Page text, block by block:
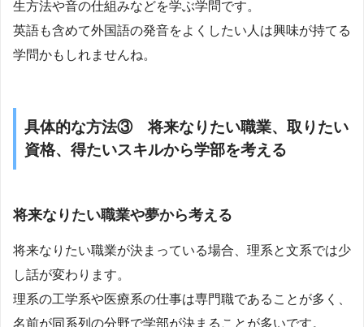
生方法や音の仕組みなどを学ぶ学問です。
英語も含めて外国語の発音をよくしたい人は興味が持てる
学問かもしれませんね。
具体的な方法③ 将来なりたい職業、取りたい
資格、得たいスキルから学部を考える
将来なりたい職業や夢から考える
将来なりたい職業が決まっている場合、理系と文系では少
し話が変わります。
理系の工学系や医療系の仕事は専門職であることが多く、
名前が同系列の分野で学部が決まることが多いです。